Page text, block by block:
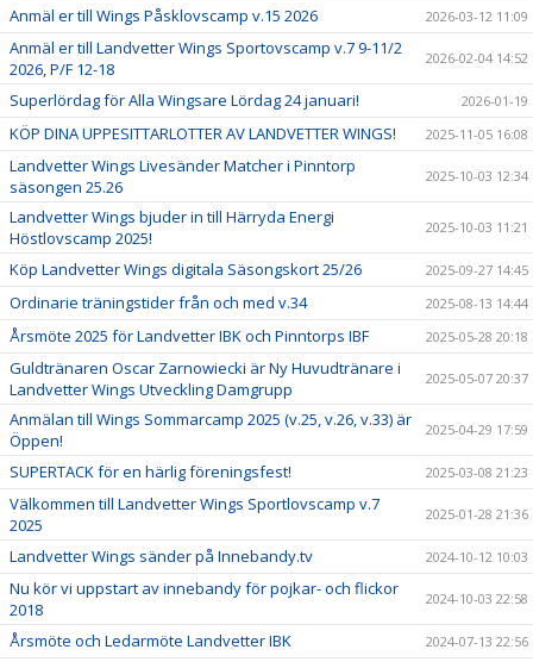
Anmäl er till Wings Påsklovscamp v.15 2026 2026-03-12 11:09
Anmäl er till Landvetter Wings Sportovscamp v.7 9-11/2
2026, P/F 12-18
2026-02-04 14:52
Superlördag för Alla Wingsare Lördag 24 januari! 2026-01-19
KÖP DINA UPPESITTARLOTTER AV LANDVETTER WINGS! 2025-11-05 16:08
Landvetter Wings Livesänder Matcher i Pinntorp
säsongen 25.26
2025-10-03 12:34
Landvetter Wings bjuder in till Härryda Energi
Höstlovscamp 2025!
2025-10-03 11:21
Köp Landvetter Wings digitala Säsongskort 25/26 2025-09-27 14:45
Ordinarie träningstider från och med v.34 2025-08-13 14:44
Årsmöte 2025 för Landvetter IBK och Pinntorps IBF 2025-05-28 20:18
Guldtränaren Oscar Zarnowiecki är Ny Huvudtränare i
Landvetter Wings Utveckling Damgrupp
2025-05-07 20:37
Anmälan till Wings Sommarcamp 2025 (v.25, v.26, v.33) är
Öppen!
2025-04-29 17:59
SUPERTACK för en härlig föreningsfest! 2025-03-08 21:23
Välkommen till Landvetter Wings Sportlovscamp v.7
2025
2025-01-28 21:36
Landvetter Wings sänder på Innebandy.tv 2024-10-12 10:03
Nu kör vi uppstart av innebandy för pojkar- och flickor
2018
2024-10-03 22:58
Årsmöte och Ledarmöte Landvetter IBK 2024-07-13 22:56